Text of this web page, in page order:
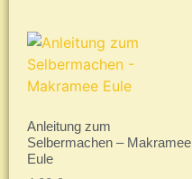
Anleitung zum
Selbermachen – Makramee
Eule